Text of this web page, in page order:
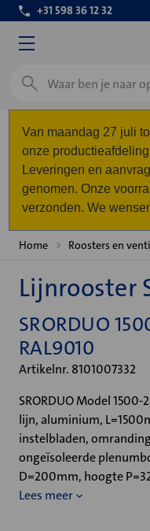
+31 598 36 12 32
Zoeken
Van maandag 27 juli
onze
Leveringen en
genomen. Onze
verzonden. We
Home Roosters en
Lijnrooster
SRORDUO
RAL9010
Artikelnr. 8101007332
SRORDUO Model
lijn, aluminium,
instelbladen,
ongeïsoleerde
D=200mm, hoogte
Lees meer